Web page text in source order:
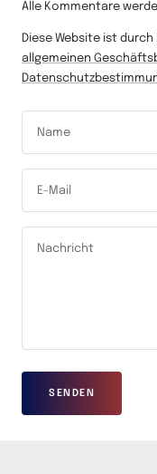
Alle Kommentare
Diese Website ist
allgemeinen
Name
E-Mail
Nachricht
SENDEN